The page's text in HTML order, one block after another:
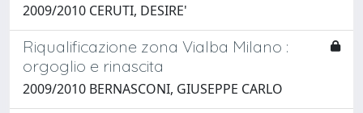
2009/2010 CERUTI, DESIRE'
Riqualificazione zona Vialba Milano :
orgoglio e rinascita
2009/2010 BERNASCONI, GIUSEPPE CARLO